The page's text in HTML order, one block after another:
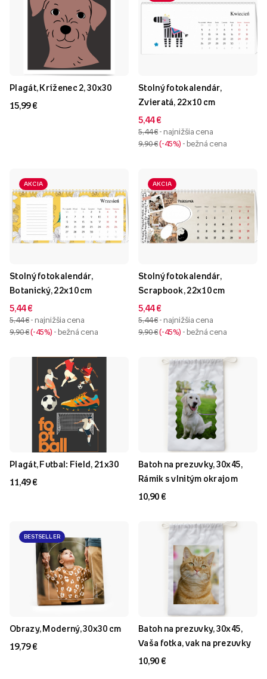
Plagát, Kríženec 2, 30x30
15,99 €
Stolný fotokalendár,
Zvieratá, 22x10 cm
5,44 €
5,44 € - najnižšia cena
9,90 € -45% - bežná cena
AKCIA
Stolný fotokalendár,
Botanický, 22x10 cm
5,44 €
5,44 € - najnižšia cena
9,90 € -45% - bežná cena
AKCIA
Stolný fotokalendár,
Scrapbook, 22x10 cm
5,44 €
5,44 € - najnižšia cena
9,90 € -45% - bežná cena
Plagát, Futbal: Field, 21x30
11,49 €
Batoh na prezuvky, 30x45,
Rámik s vlnitým okrajom
10,90 €
BESTSELLER
Obrazy, Moderný, 30x30 cm
19,79 €
Batoh na prezuvky, 30x45,
Vaša fotka, vak na prezuvky
10,90 €